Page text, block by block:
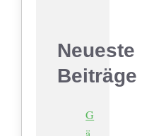
Neueste
Beiträge
G